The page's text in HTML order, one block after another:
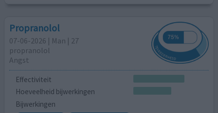
Propranolol
07-06-2026 | Man | 27
propranolol
Angst
Effectiviteit
Hoeveelheid bijwerkingen
Bijwerkingen